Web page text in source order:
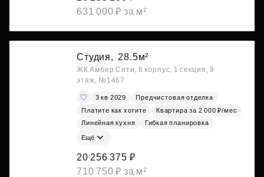
631 000 ₽ за м²
Студия, 28.5м²
ЖК Амбер Сити, 6 корпус, 1 секция, 9
этаж, №1467
3 кв 2029
Предчистовая отделка
Платите как хотите
Квартира за 2 000 ₽/мес
Линейная кухня
Гибкая планировка
Ещё
20 256 375 ₽
710 750 ₽ за м²